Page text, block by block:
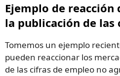
Ejemplo de
la publicación de las
Tomemos un ejemplo
pueden reaccionar los
de las cifras de empleo no